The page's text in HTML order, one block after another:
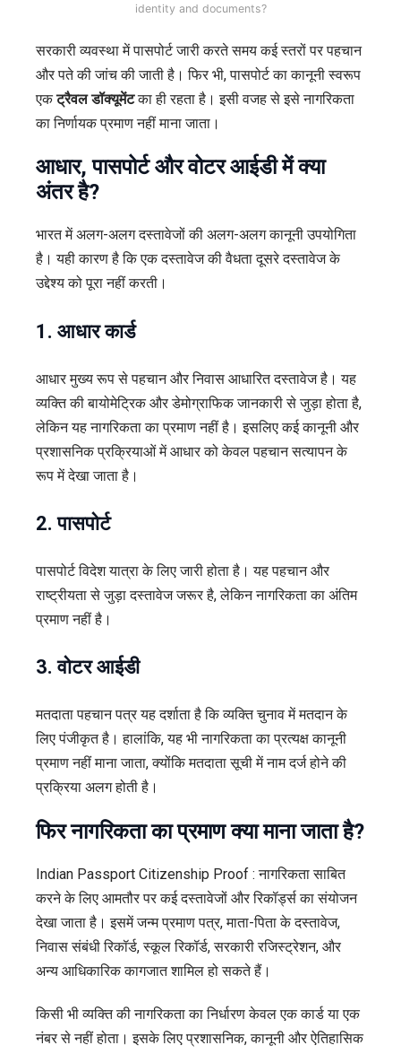
identity and documents?
सरकारी व्यवस्था में पासपोर्ट जारी करते समय कई स्तरों पर पहचान
और पते की जांच की जाती है। फिर भी, पासपोर्ट का कानूनी स्वरूप
एकट्रैवल डॉक्यूमेंटका ही रहता है। इसी वजह से इसे नागरिकता
का निर्णायक प्रमाण नहीं माना जाता।
आधार, पासपोर्ट और वोटर आईडी में क्या
अंतर है?
भारत में अलग-अलग दस्तावेजों की अलग-अलग कानूनी उपयोगिता
है। यही कारण है कि एक दस्तावेज की वैधता दूसरे दस्तावेज के
उद्देश्य को पूरा नहीं करती।
1. आधार कार्ड
आधार मुख्य रूप से पहचान और निवास आधारित दस्तावेज है। यह
व्यक्ति की बायोमेट्रिक और डेमोग्राफिक जानकारी से जुड़ा होता है,
लेकिन यह नागरिकता का प्रमाण नहीं है। इसलिए कई कानूनी और
प्रशासनिक प्रक्रियाओं में आधार को केवल पहचान सत्यापन के
रूप में देखा जाता है।
2. पासपोर्ट
पासपोर्ट विदेश यात्रा के लिए जारी होता है। यह पहचान और
राष्ट्रीयता से जुड़ा दस्तावेज जरूर है, लेकिन नागरिकता का अंतिम
प्रमाण नहीं है।
3. वोटर आईडी
मतदाता पहचान पत्र यह दर्शाता है कि व्यक्ति चुनाव में मतदान के
लिए पंजीकृत है। हालांकि, यह भी नागरिकता का प्रत्यक्ष कानूनी
प्रमाण नहीं माना जाता, क्योंकि मतदाता सूची में नाम दर्ज होने की
प्रक्रिया अलग होती है।
फिर नागरिकता का प्रमाण क्या माना जाता है?
Indian Passport Citizenship Proof : नागरिकता साबित
करने के लिए आमतौर पर कई दस्तावेजों और रिकॉर्ड्स का संयोजन
देखा जाता है। इसमें जन्म प्रमाण पत्र, माता-पिता के दस्तावेज,
निवास संबंधी रिकॉर्ड, स्कूल रिकॉर्ड, सरकारी रजिस्ट्रेशन, और
अन्य आधिकारिक कागजात शामिल हो सकते हैं।
किसी भी व्यक्ति की नागरिकता का निर्धारण केवल एक कार्ड या एक
नंबर से नहीं होता। इसके लिए प्रशासनिक, कानूनी और ऐतिहासिक